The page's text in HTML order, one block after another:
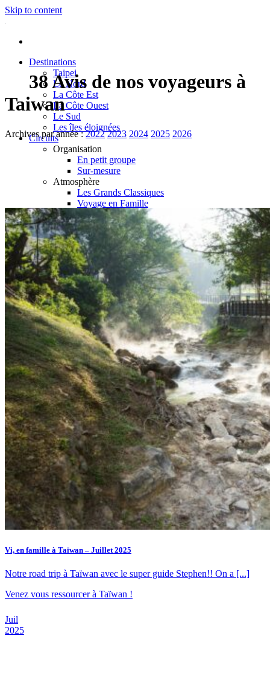
Skip to content
Destinations
Taipei
Le Nord
La Côte Est
La Côte Ouest
Le Sud
Les îles éloignées
Circuits
Organisation
En petit groupe
Sur-mesure
Atmosphère
Les Grands Classiques
Voyage en Famille
Séjour en Nature
Quand faut-il partir ?
Printemps
Été
Automne
Hiver
À propos
Notre agence
Notre agence à Taïwan
Le réseau Asian Roads
Les avis des voyageurs sur Taïwan
Préparer votre séjour
Nos hôtels partenaires
Avant de partir à Taïwan
L’Histoire de Taïwan
La météo et le climat à Taïwan
Se déplacer à Taïwan
Guide de traduction en mandarin
La gastronomie taïwanaise
Fêtes traditionnelles
Demande d’info
09 83 40 65 79
38 Avis de nos voyageurs à
Taiwan
Archives par année :2022 2023 2024 2025 2026
Vi, en famille à Taïwan – Juillet 2025
Notre road trip à Taïwan avec le super guide Stephen!! On a [...]
Venez vous ressourcer à Taïwan !
Juil
2025